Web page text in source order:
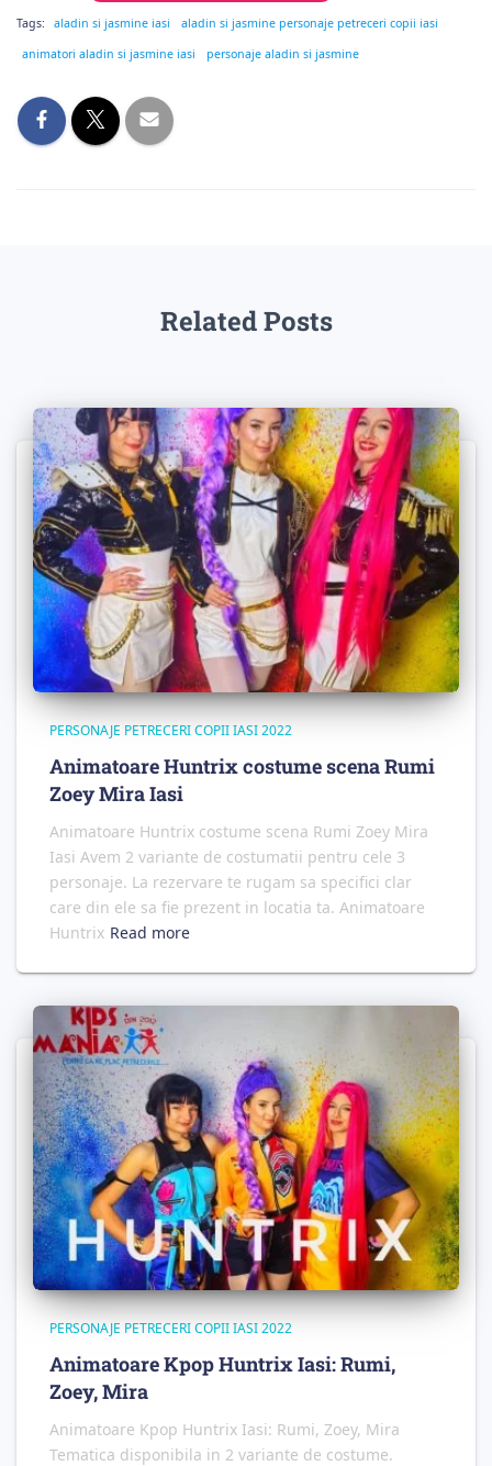
Tags: aladin si jasmine iasi
aladin si jasmine personaje petreceri copii iasi
animatori aladin si jasmine iasi
personaje aladin si jasmine
Related Posts
PERSONAJE PETRECERI COPII IASI 2022
Animatoare Huntrix costume scena Rumi
Zoey Mira Iasi
Animatoare Huntrix costume scena Rumi Zoey Mira
Iasi Avem 2 variante de costumatii pentru cele 3
personaje. La rezervare te rugam sa specifici clar
care din ele sa fie prezent in locatia ta. Animatoare
Huntrix Read more
PERSONAJE PETRECERI COPII IASI 2022
Animatoare Kpop Huntrix Iasi: Rumi,
Zoey, Mira
Animatoare Kpop Huntrix Iasi: Rumi, Zoey, Mira
Tematica disponibila in 2 variante de costume.